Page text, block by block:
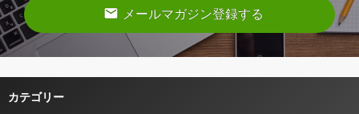
email メールマガジン登録する
カテゴリー